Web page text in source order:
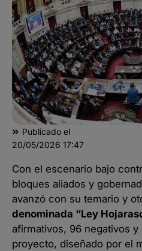
Publicado el
20/05/2026 17:47
Con el escenario bajo
bloques aliados y
avanzó con su temario y
denominada “Ley
afirmativos, 96 negativos y
proyecto, diseñado por el